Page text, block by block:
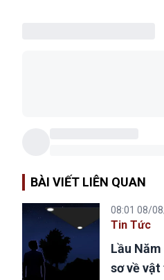
BÀI VIẾT LIÊN QUAN
08:01 08/
Tin Tức
Lầu
sơ về